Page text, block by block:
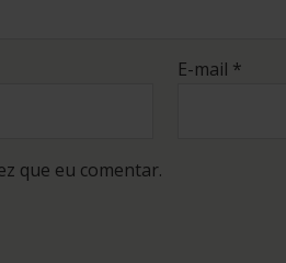
E-mail *
que eu comentar.